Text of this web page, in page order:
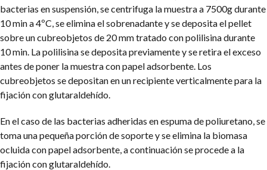
bacterias en suspensión, se centrifuga la muestra a 7500g durante
10 min a 4ºC, se elimina el sobrenadante y se deposita el pellet
sobre un cubreobjetos de 20 mm tratado con polilisina durante
10 min. La polilisina se deposita previamente y se retira el exceso
antes de poner la muestra con papel adsorbente. Los
cubreobjetos se depositan en un recipiente verticalmente para la
fijación con glutaraldehído.
En el caso de las bacterias adheridas en espuma de poliuretano, se
toma una pequeña porción de soporte y se elimina la biomasa
ocluida con papel adsorbente, a continuación se procede a la
fijación con glutaraldehído.